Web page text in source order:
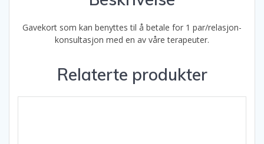
Gavekort som kan benyttes til å betale for 1 par/relasjon-
konsultasjon med en av våre terapeuter.
Relaterte produkter